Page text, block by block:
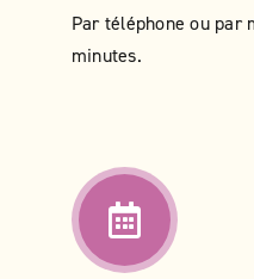
Par téléphone ou par
minutes.